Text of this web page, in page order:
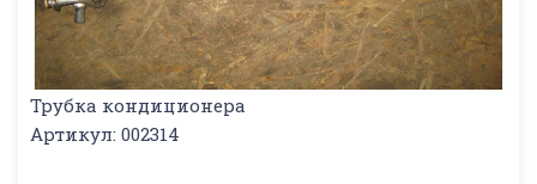
Трубка кондиционера
Артикул: 002314